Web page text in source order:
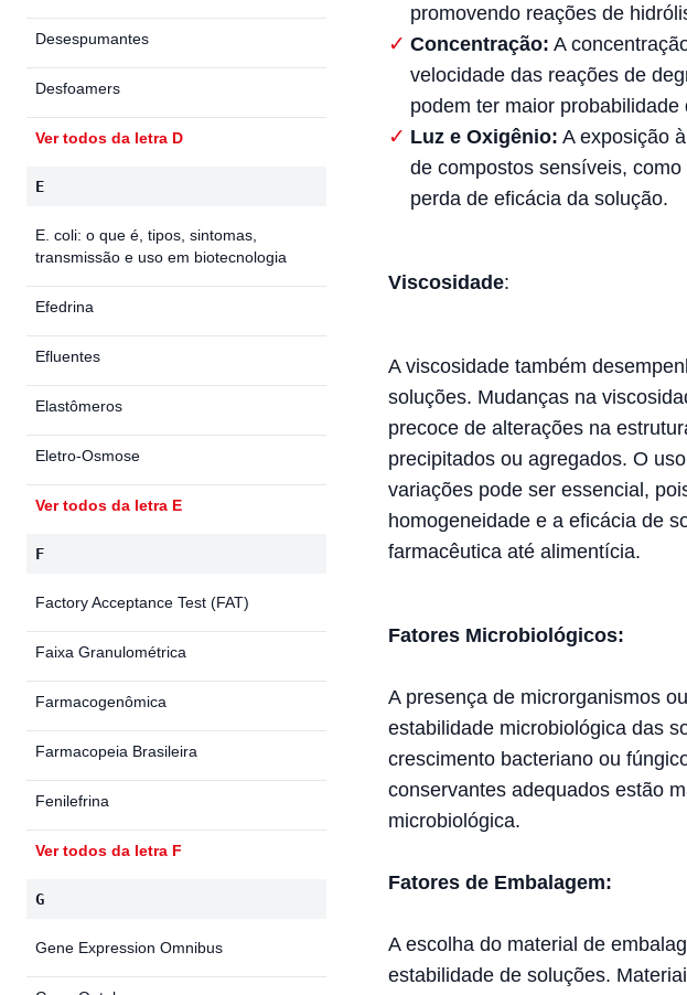
promovendo reações de
Concentração: A
velocidade das reações de
podem ter maior
Luz e Oxigênio: A exposição
de compostos sensíveis,
perda de eficácia da solução.
Viscosidade:
A viscosidade também
soluções. Mudanças na
precoce de alterações na
precipitados ou agregados. O
variações pode ser essencial,
homogeneidade e a eficácia de
farmacêutica até alimentícia.
Fatores Microbiológicos:
A presença de microrganismos
estabilidade microbiológica das
crescimento bacteriano ou
conservantes adequados estão
microbiológica.
Fatores de Embalagem:
A escolha do material de
estabilidade de soluções.
Desespumantes
Desfoamers
Ver todos da letra D
E
E. coli: o que é, tipos, sintomas,
transmissão e uso em biotecnologia
Efedrina
Efluentes
Elastômeros
Eletro-Osmose
Ver todos da letra E
F
Factory Acceptance Test (FAT)
Faixa Granulométrica
Farmacogenômica
Farmacopeia Brasileira
Fenilefrina
Ver todos da letra F
G
Gene Expression Omnibus